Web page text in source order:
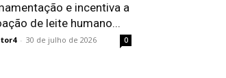
e incentiva a
de leite humano...
- 30 de julho de 2026 0